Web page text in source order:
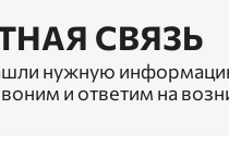
СВЯЗЬ
нужную
и ответим на